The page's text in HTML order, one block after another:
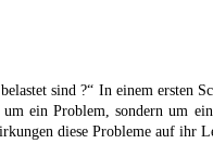
sind ?“ In einem ersten
ein Problem, sondern um
diese Probleme auf